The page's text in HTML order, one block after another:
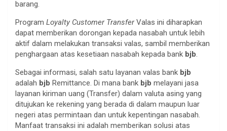
barang.
Program Loyalty Customer TransferValas ini diharapkan
dapat memberikan dorongan kepada nasabah untuk lebih
aktif dalam melakukan transaksi valas, sambil memberikan
penghargaan atas kesetiaan nasabah kepada bank bjb.
Sebagai informasi, salah satu layanan valas bank bjb
adalah bjb Remittance. Di mana bank bjb melayani jasa
layanan kiriman uang (Transfer) dalam valuta asing yang
ditujukan ke rekening yang berada di dalam maupun luar
negeri atas permintaan dan untuk kepentingan nasabah.
Manfaat transaksi ini adalah memberikan solusi atas